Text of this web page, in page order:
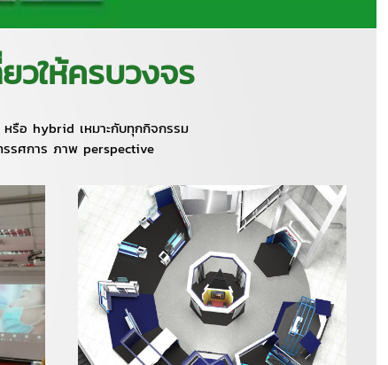
วให้ครบวงจร
รือ hybrid เหมาะกับทุกกิจกรรม
รศการ ภาพ perspective